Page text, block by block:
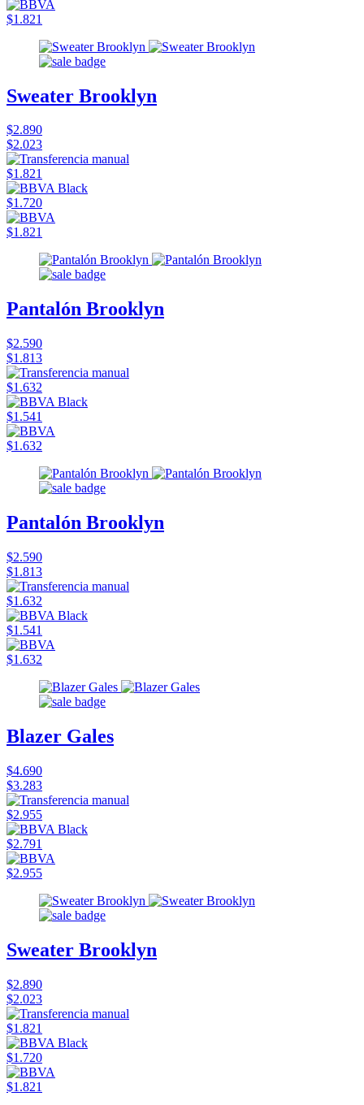
$1.821
Sweater Brooklyn
$2.890
$2.023
$1.821
$1.720
$1.821
Pantalón Brooklyn
$2.590
$1.813
$1.632
$1.541
$1.632
Pantalón Brooklyn
$2.590
$1.813
$1.632
$1.541
$1.632
Blazer Gales
$4.690
$3.283
$2.955
$2.791
$2.955
Sweater Brooklyn
$2.890
$2.023
$1.821
$1.720
$1.821